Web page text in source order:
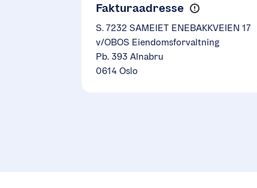
Fakturaadresse
S. 7232 SAMEIET ENEBAKKVEIEN 17
v/OBOS Eiendomsforvaltning
Pb. 393 Alnabru
0614 Oslo